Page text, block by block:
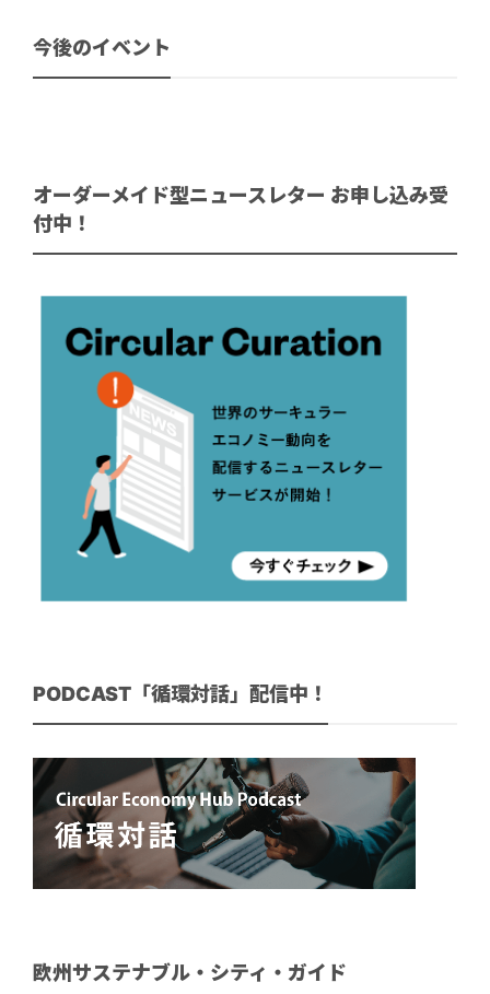
今後のイベント
オーダーメイド型ニュースレター お申し込み受
付中！
PODCAST「循環対話」配信中！
欧州サステナブル・シティ・ガイド